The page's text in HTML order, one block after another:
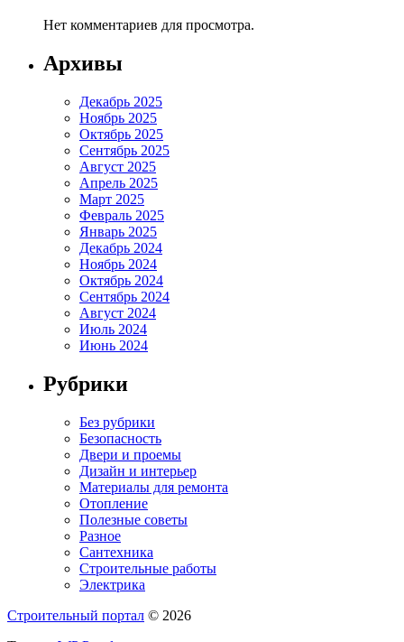
Нет комментариев для просмотра.
Архивы
Декабрь 2025
Ноябрь 2025
Октябрь 2025
Сентябрь 2025
Август 2025
Апрель 2025
Март 2025
Февраль 2025
Январь 2025
Декабрь 2024
Ноябрь 2024
Октябрь 2024
Сентябрь 2024
Август 2024
Июль 2024
Июнь 2024
Рубрики
Без рубрики
Безопасность
Двери и проемы
Дизайн и интерьер
Материалы для ремонта
Отопление
Полезные советы
Разное
Сантехника
Строительные работы
Электрика
Строительный портал © 2026